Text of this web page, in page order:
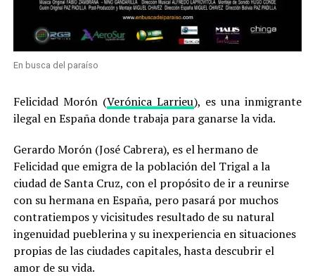
En busca del paraíso
Felicidad Morón (Verónica Larrieu), es una inmigrante
ilegal en España donde trabaja para ganarse la vida.
Gerardo Morón (José Cabrera), es el hermano de
Felicidad que emigra de la población del Trigal a la
ciudad de Santa Cruz, con el propósito de ir a reunirse
con su hermana en España, pero pasará por muchos
contratiempos y vicisitudes resultado de su natural
ingenuidad pueblerina y su inexperiencia en situaciones
propias de las ciudades capitales, hasta descubrir el
amor de su vida.